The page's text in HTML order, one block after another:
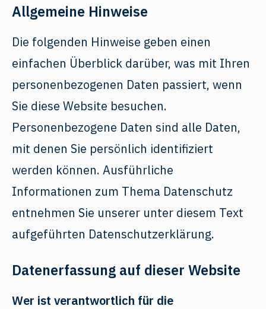
Allgemeine Hinweise
Die folgenden Hinweise geben einen
einfachen Überblick darüber, was mit Ihren
personenbezogenen Daten passiert, wenn
Sie diese Website besuchen.
Personenbezogene Daten sind alle Daten,
mit denen Sie persönlich identifiziert
werden können. Ausführliche
Informationen zum Thema Datenschutz
entnehmen Sie unserer unter diesem Text
aufgeführten Datenschutzerklärung.
Datenerfassung auf dieser Website
Wer ist verantwortlich für die